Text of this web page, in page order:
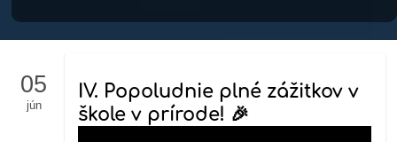
05
jún
IV. Popoludnie plné zážitkov v
škole v prírode! 🎉